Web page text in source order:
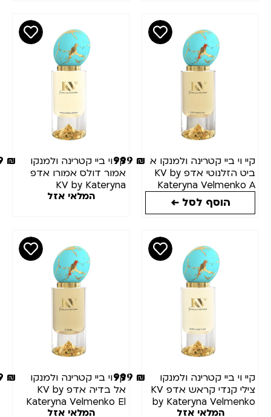
קיי וי ביי קטרינה ולמנקו א
ביט הזלנוטי אדפ KV by
Kateryna Velmenko A
Bit Hazelnutty EDP
999₪
הוסף לסל ←
קיי וי ביי קטרינה ולמנקו
אמור דולס אמורו אדפ
KV by Kateryna
Velmenko Amore Dolce
999 ₪
המלאי אזל
קיי וי ביי קטרינה ולמנקו
צילי קנדי קראש אדפ KV
by Kateryna Velmenko
Chili Candy Crush EDP
999 ₪
המלאי אזל
קיי וי ביי קטרינה ולמנקו
אל בדיה אדפ KV by
Kateryna Velmenko El
Badia EDP 100ML
999 ₪
המלאי אזל